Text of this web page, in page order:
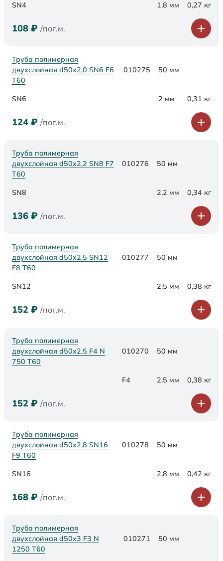
SN4 1,8 мм 0,27 кг
108 ₽ /пог.м.
Труба полимерная
двухслойная d50х2,0 SN6 F6
Т60
010275 50 мм
SN6 2 мм 0,31 кг
124 ₽ /пог.м.
Труба полимерная
двухслойная d50х2,2 SN8 F7
Т60
010276 50 мм
SN8 2,2 мм 0,34 кг
136 ₽ /пог.м.
Труба полимерная
двухслойная d50х2,5 SN12
F8 Т60
010277 50 мм
SN12 2,5 мм 0,38 кг
152 ₽ /пог.м.
Труба полимерная
двухслойная d50x2,5 F4 N
750 Т60
010270 50 мм
F4 2,5 мм 0,38 кг
152 ₽ /пог.м.
Труба полимерная
двухслойная d50х2,8 SN16
F9 Т60
010278 50 мм
SN16 2,8 мм 0,42 кг
168 ₽ /пог.м.
Труба полимерная
двухслойная d50x3 F3 N
1250 Т60
010271 50 мм